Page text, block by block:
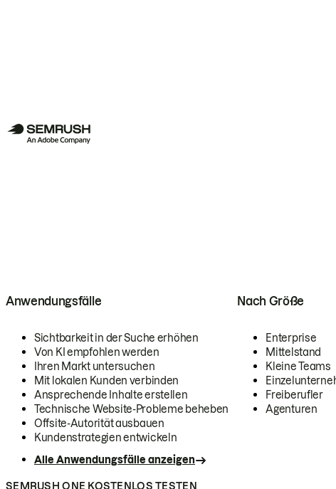
Anwendungsfälle
Sichtbarkeit in der Suche erhöhen
Von KI empfohlen werden
Ihren Markt untersuchen
Mit lokalen Kunden verbinden
Ansprechende Inhalte erstellen
Technische Website-Probleme beheben
Offsite-Autorität ausbauen
Kundenstrategien entwickeln
Alle Anwendungsfälle anzeigen
Nach Größe
Enterprise
Mittelstand
Kleine Teams
Freiberufler
Agenturen
SEMRUSH ONE KOSTENLOS TESTEN